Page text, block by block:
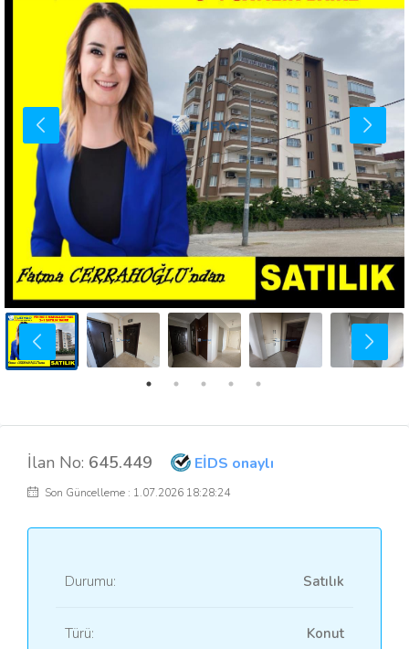
İlan No: 645.449 EİDS onaylı
Son Güncelleme : 1.07.2026 18:28:24
Durumu: Satılık
Türü: Konut